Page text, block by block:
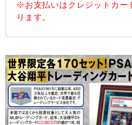
※お支払いはクレジットカー
ります。